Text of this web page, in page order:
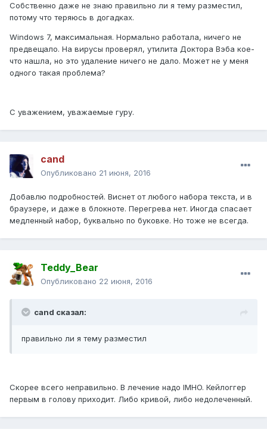
Собственно даже не знаю правильно ли я тему разместил,
потому что теряюсь в догадках.
Windows 7, максимальная. Нормально работала, ничего не
предвещало. На вирусы проверял, утилита Доктора Вэба кое-
что нашла, но это удаление ничего не дало. Может не у меня
одного такая проблема?
С уважением, уважаемые гуру.
cand
Опубликовано 21 июня, 2016
Добавлю подробностей. Виснет от любого набора текста, и в
браузере, и даже в блокноте. Перегрева нет. Иногда спасает
медленный набор, буквально по буковке. Но тоже не всегда.
Teddy_Bear
Опубликовано 22 июня, 2016
cand сказал:
правильно ли я тему разместил
Скорее всего неправильно. В лечение надо IMHO. Кейлоггер
первым в голову приходит. Либо кривой, либо недолеченный.